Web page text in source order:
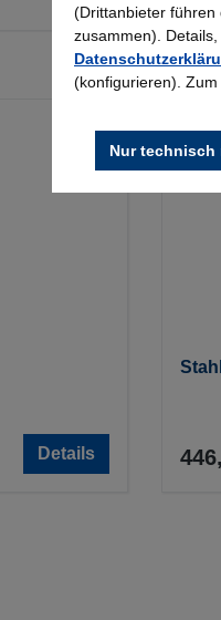
Details
(Drittanbieter führen
zusammen).
(konfigurieren). Zum
Nur technisch